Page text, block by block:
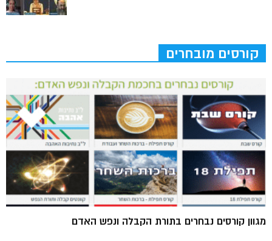
קורסים מובחרים
מגוון קורסים נבחרים בתורת הקבלה ונפש האדם